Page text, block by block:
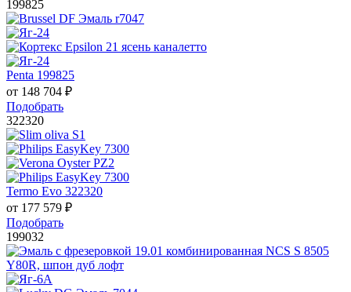
199825
Penta 199825
от 148 704 ₽
Подобрать
322320
Termo Evo 322320
от 177 579 ₽
Подобрать
199032